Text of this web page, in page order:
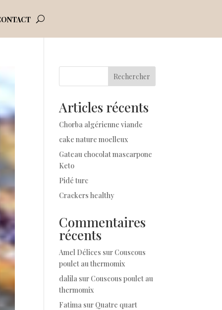
Rechercher
Articles récents
Chorba algérienne viande
cake nature moelleux
Gateau chocolat mascarpone
Keto
Pidé turc
Crackers healthy
Commentaires
récents
Amel Délices sur Couscous
poulet au thermomix
dalila sur Couscous poulet au
thermomix
Fatima sur Quatre quart